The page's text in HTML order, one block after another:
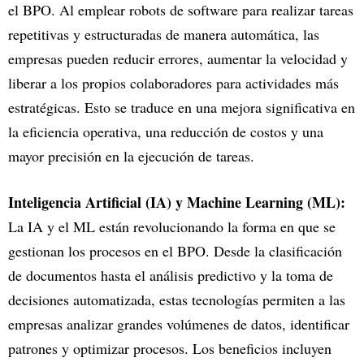
el BPO. Al emplear robots de software para realizar tareas
repetitivas y estructuradas de manera automática, las
empresas pueden reducir errores, aumentar la velocidad y
liberar a los propios colaboradores para actividades más
estratégicas. Esto se traduce en una mejora significativa en
la eficiencia operativa, una reducción de costos y una
mayor precisión en la ejecución de tareas.
Inteligencia Artificial (IA) y Machine Learning (ML):
La IA y el ML están revolucionando la forma en que se
gestionan los procesos en el BPO. Desde la clasificación
de documentos hasta el análisis predictivo y la toma de
decisiones automatizada, estas tecnologías permiten a las
empresas analizar grandes volúmenes de datos, identificar
patrones y optimizar procesos. Los beneficios incluyen